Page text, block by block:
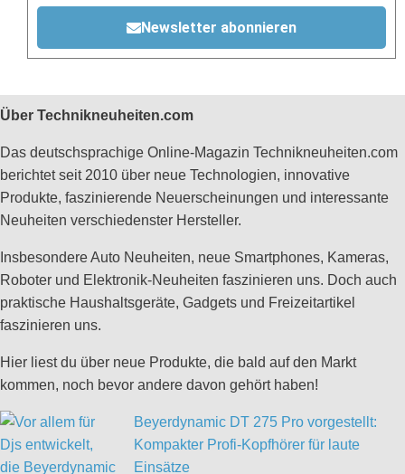
Newsletter abonnieren
Über Technikneuheiten.com
Das deutschsprachige Online-Magazin Technikneuheiten.com
berichtet seit 2010 über neue Technologien, innovative
Produkte, faszinierende Neuerscheinungen und interessante
Neuheiten verschiedenster Hersteller.
Insbesondere Auto Neuheiten, neue Smartphones, Kameras,
Roboter und Elektronik-Neuheiten faszinieren uns. Doch auch
praktische Haushaltsgeräte, Gadgets und Freizeitartikel
faszinieren uns.
Hier liest du über neue Produkte, die bald auf den Markt
kommen, noch bevor andere davon gehört haben!
Beyerdynamic DT 275 Pro vorgestellt:
Kompakter Profi-Kopfhörer für laute
Einsätze